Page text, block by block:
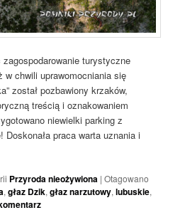
turystyczne
w chwili uprawomocniania się
został pozbawiony krzaków,
treścią i oznakowaniem
niewielki parking z
praca warta uznania i
Przyroda nieożywiona |Otagowano
,głaz Dzik,głaz narzutowy,lubuskie,